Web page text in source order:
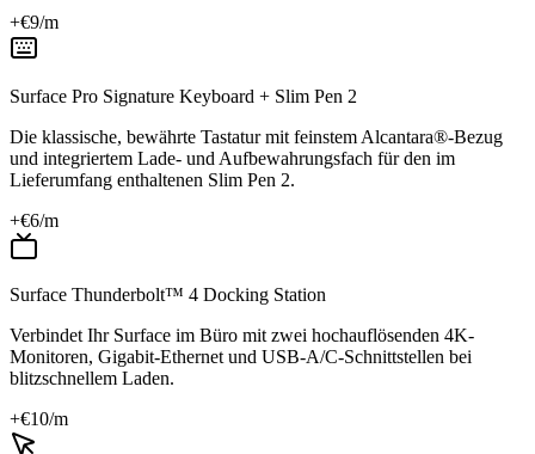
+€9/m
Surface Pro Signature Keyboard + Slim Pen 2
Die klassische, bewährte Tastatur mit feinstem Alcantara®-Bezug
und integriertem Lade- und Aufbewahrungsfach für den im
Lieferumfang enthaltenen Slim Pen 2.
+€6/m
Surface Thunderbolt™ 4 Docking Station
Verbindet Ihr Surface im Büro mit zwei hochauflösenden 4K-
Monitoren, Gigabit-Ethernet und USB-A/C-Schnittstellen bei
blitzschnellem Laden.
+€10/m